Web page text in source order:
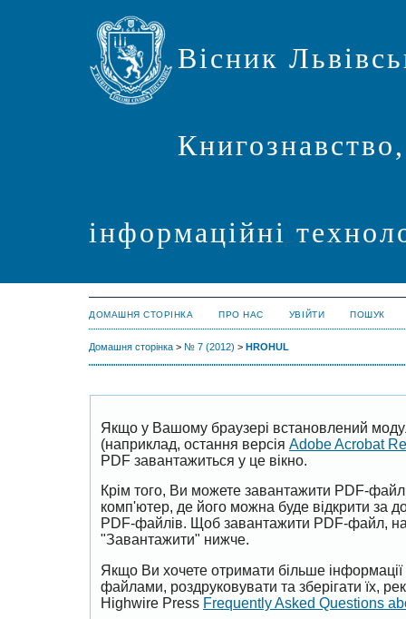
Вісник
інформаційні
ДОМАШНЯ СТОРІНКА ПРО НАС УВІЙТИ ПОШУК
Домашня сторінка > № 7 (2012) > HROHUL
Якщо у Вашому браузері встановлений
(наприклад, остання версія Adobe Acrobat
PDF завантажиться у це вікно.
Крім того, Ви можете завантажити PDF-
комп'ютер, де його можна буде відкрити за
PDF-файлів. Щоб завантажити PDF-файл,
"Завантажити" нижче.
Якщо Ви хочете отримати більше
файлами, роздруковувати та зберігати їх,
Highwire Press Frequently Asked Questions